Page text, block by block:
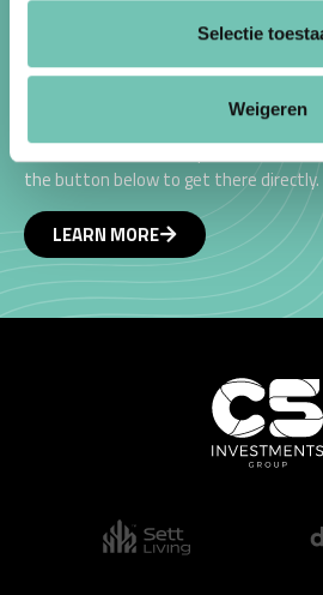
Selectie
Weigeren
For more information, you can also
the button below to get there directly.
LEARN MORE